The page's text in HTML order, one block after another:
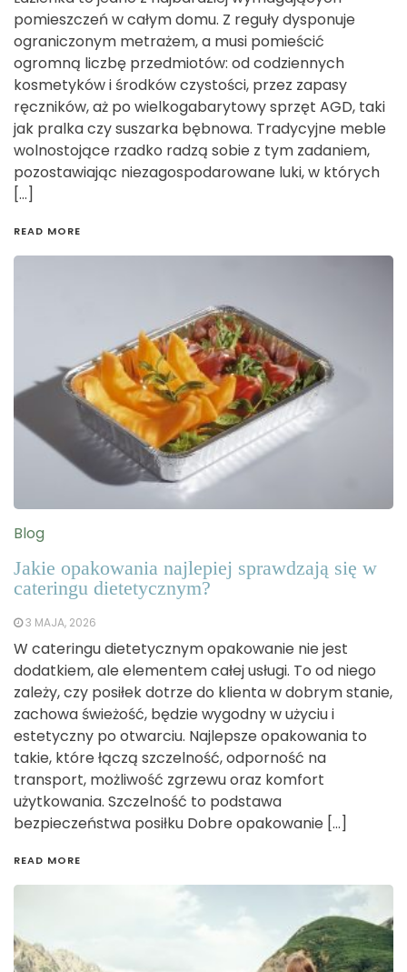
pomieszczeń w całym domu. Z reguły dysponuje
ograniczonym metrażem, a musi pomieścić
ogromną liczbę przedmiotów: od codziennych
kosmetyków i środków czystości, przez zapasy
ręczników, aż po wielkogabarytowy sprzęt AGD, taki
jak pralka czy suszarka bębnowa. Tradycyjne meble
wolnostojące rzadko radzą sobie z tym zadaniem,
pozostawiając niezagospodarowane luki, w których
[…]
READ MORE
Blog
Jakie opakowania najlepiej sprawdzają się w
cateringu dietetycznym?
3 MAJA, 2026
W cateringu dietetycznym opakowanie nie jest
dodatkiem, ale elementem całej usługi. To od niego
zależy, czy posiłek dotrze do klienta w dobrym stanie,
zachowa świeżość, będzie wygodny w użyciu i
estetyczny po otwarciu. Najlepsze opakowania to
takie, które łączą szczelność, odporność na
transport, możliwość zgrzewu oraz komfort
użytkowania. Szczelność to podstawa
bezpieczeństwa posiłku Dobre opakowanie […]
READ MORE